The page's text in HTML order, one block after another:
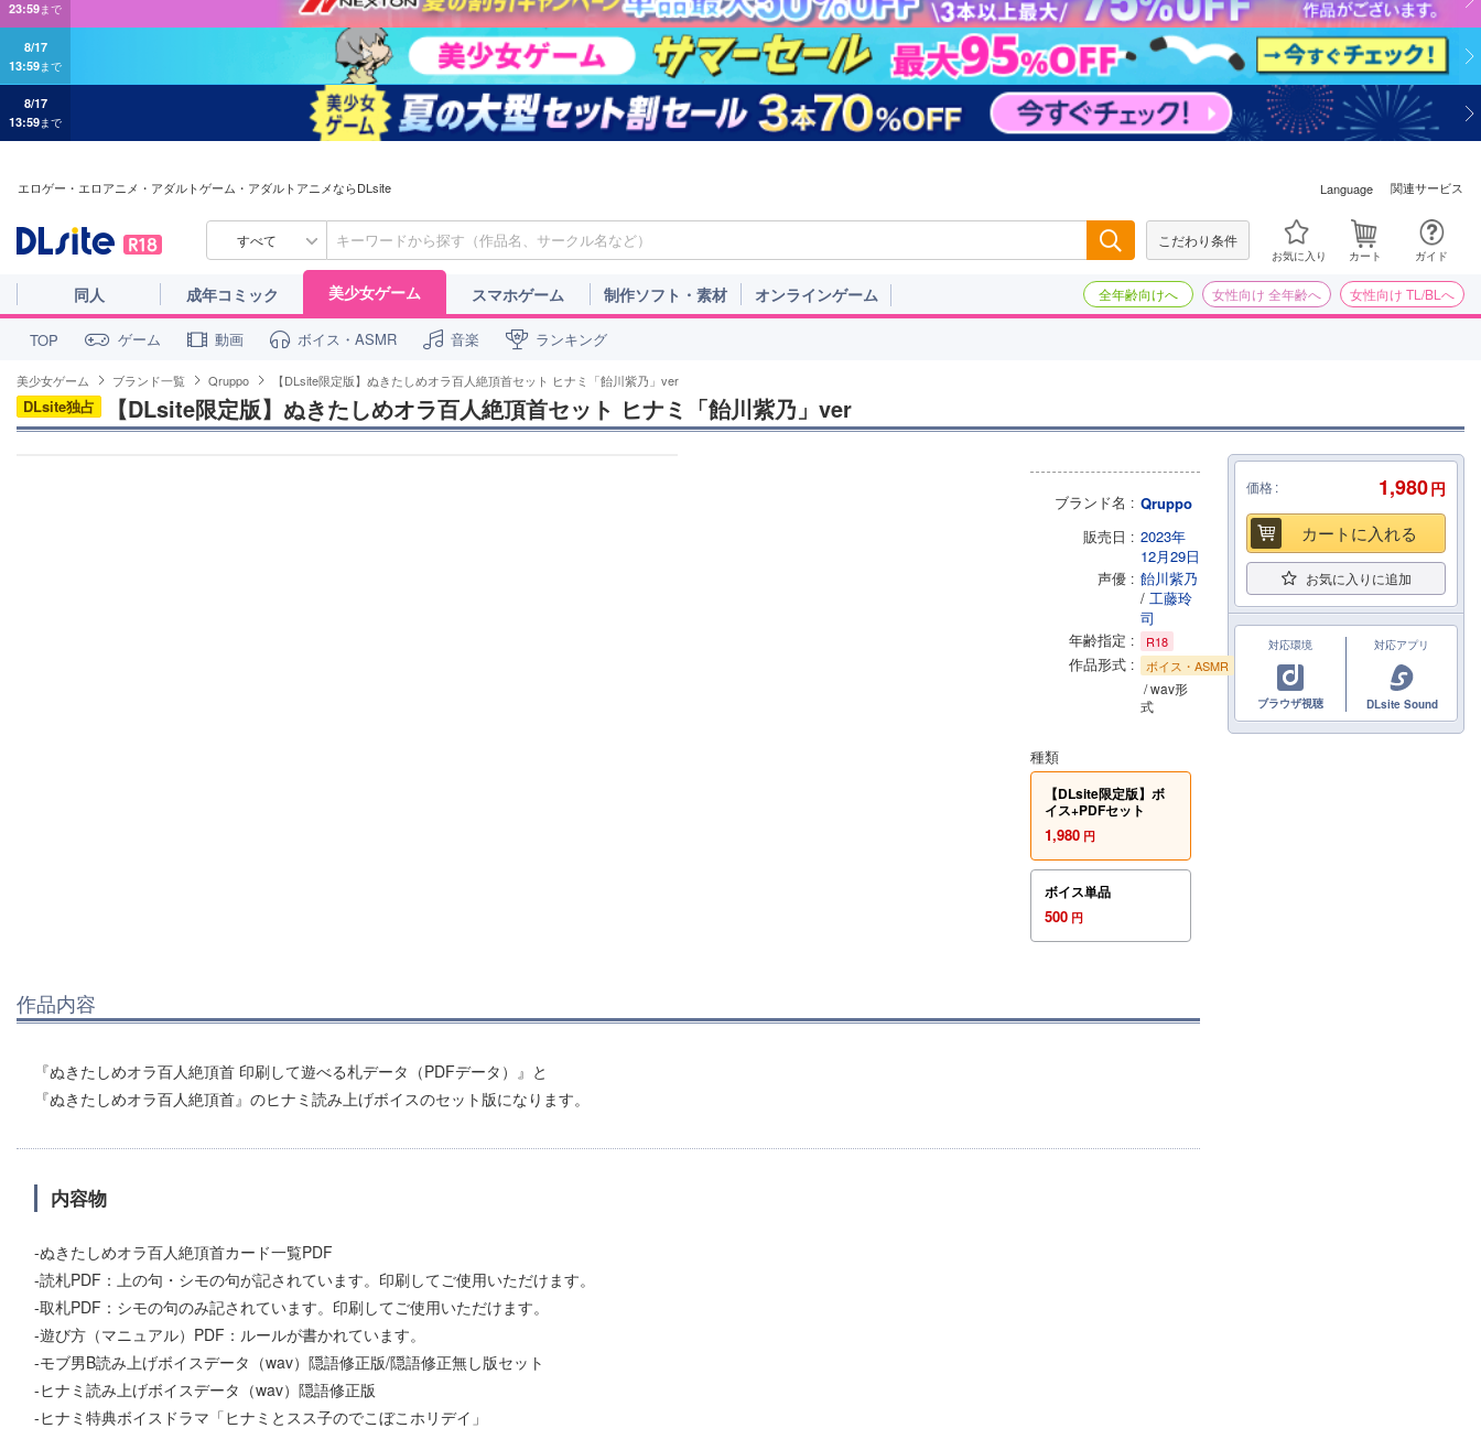
8/17
8/17
エロゲー・エロアニメ・アダルトゲーム・アダルトアニメならDLsite Language 関連サービス
すべて こだわり条件
お気に入り カート ガイド
同人 成年コミック 美少女ゲーム スマホゲーム 制作ソフト・素材 オンラインゲーム 全年齢向けへ 女性向け 全年齢へ 女性向け TL/BLへ
TOP ゲーム 動画 ボイス・ASMR 音楽 ランキング
美少女ゲーム ブランド一覧 Qruppo 【DLsite限定版】ぬきたしめオラ百人絶頂首セット ヒナミ「飴川紫乃」ver
DLsite独占 【DLsite限定版】ぬきたしめオラ百人絶頂首セット ヒナミ「飴川紫乃」ver
ブランド名
Qruppo
販売日
2023年
12月29日
声優
飴川紫乃
/ 工藤玲
司
年齢指定
R18
作品形式 ボイス・ASMR
/ wav形
式
種類
【DLsite限定版】ボ
イス+PDFセット
1,980 円
ボイス単品
500 円
作品内容
『ぬきたしめオラ百人絶頂首 印刷して遊べる札データ（PDFデータ）』と
『ぬきたしめオラ百人絶頂首』のヒナミ読み上げボイスのセット版になります。
内容物
-ぬきたしめオラ百人絶頂首カード一覧PDF
-読札PDF：上の句・シモの句が記されています。印刷してご使用いただけます。
-取札PDF：シモの句のみ記されています。印刷してご使用いただけます。
-遊び方（マニュアル）PDF：ルールが書かれています。
-モブ男B読み上げボイスデータ（wav）隠語修正版/隠語修正無し版セット
-ヒナミ読み上げボイスデータ（wav）隠語修正版
-ヒナミ特典ボイスドラマ「ヒナミとスス子のでこぼこホリデイ」
価格 1,980円
カートに入れる
お気に入りに追加
対応環境
ブラウザ視聴
対応アプリ
DLsite Sound